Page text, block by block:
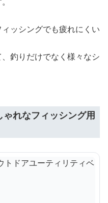
ッシングでも疲れにくい
釣りだけでなく様々なシ
れなフィッシング用